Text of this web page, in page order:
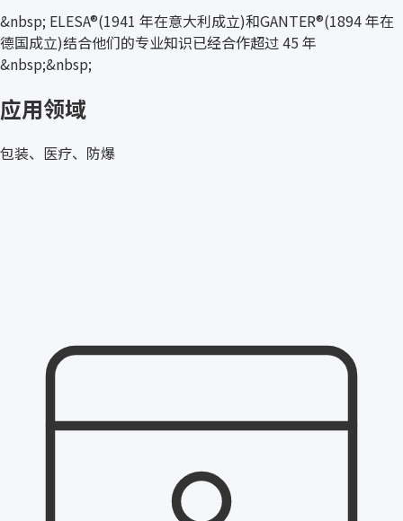
&nbsp; ELESA®(1941 年在意大利成立)和GANTER®(1894 年在
德国成立)结合他们的专业知识已经合作超过 45 年
&nbsp;&nbsp;
应用领域
包装、医疗、防爆